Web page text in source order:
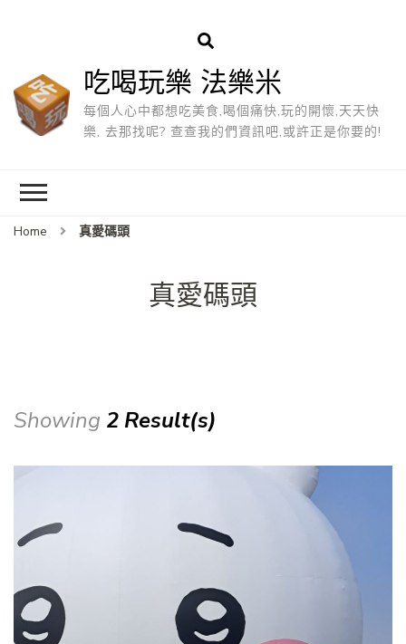
吃喝玩樂 法樂米
每個人心中都想吃美食,喝個痛快,玩的開懷,天天快
樂, 去那找呢? 查查我的們資訊吧,或許正是你要的!
Home 真愛碼頭
真愛碼頭
Showing 2 Result(s)